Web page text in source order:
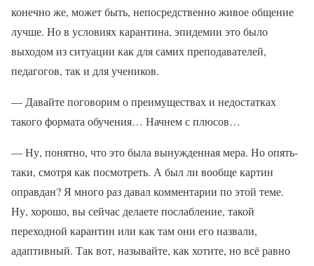
конечно же, может быть, непосредственно живое общение
лучше. Но в условиях карантина, эпидемии это было
выходом из ситуации как для самих преподавателей,
педагогов, так и для учеников.
— Давайте поговорим о преимуществах и недостатках
такого формата обучения… Начнем с плюсов…
— Ну, понятно, что это была вынужденная мера. Но опять-
таки, смотря как посмотреть. А был ли вообще картин
оправдан? Я много раз давал комментарии по этой теме.
Ну, хорошо, вы сейчас делаете послабление, такой
переходной карантин или как там они его назвали,
адаптивный. Так вот, называйте, как хотите, но всё равно